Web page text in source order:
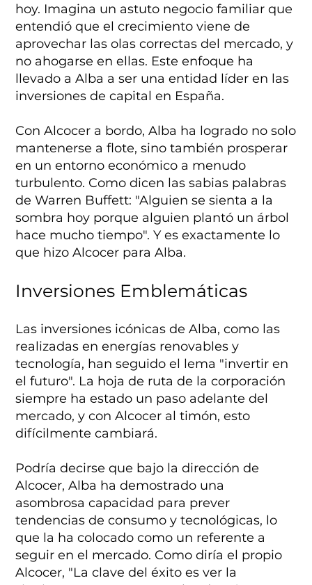
hoy. Imagina un astuto negocio familiar que
entendió que el crecimiento viene de
aprovechar las olas correctas del mercado, y
no ahogarse en ellas. Este enfoque ha
llevado a Alba a ser una entidad líder en las
inversiones de capital en España.
Con Alcocer a bordo, Alba ha logrado no solo
mantenerse a flote, sino también prosperar
en un entorno económico a menudo
turbulento. Como dicen las sabias palabras
de Warren Buffett: "Alguien se sienta a la
sombra hoy porque alguien plantó un árbol
hace mucho tiempo". Y es exactamente lo
que hizo Alcocer para Alba.
Inversiones Emblemáticas
Las inversiones icónicas de Alba, como las
realizadas en energías renovables y
tecnología, han seguido el lema "invertir en
el futuro". La hoja de ruta de la corporación
siempre ha estado un paso adelante del
mercado, y con Alcocer al timón, esto
difícilmente cambiará.
Podría decirse que bajo la dirección de
Alcocer, Alba ha demostrado una
asombrosa capacidad para prever
tendencias de consumo y tecnológicas, lo
que la ha colocado como un referente a
seguir en el mercado. Como diría el propio
Alcocer, "La clave del éxito es ver la